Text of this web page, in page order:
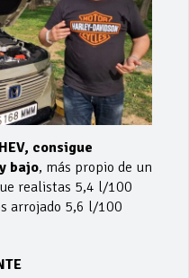
consigue
bajo, más propio de un
realistas 5,4 l/100
arrojado 5,6 l/100